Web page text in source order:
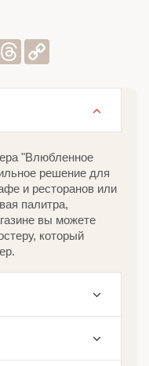
Threads
"Влюбленное
решение для
и ресторанов или
палитра,
вы можете
который